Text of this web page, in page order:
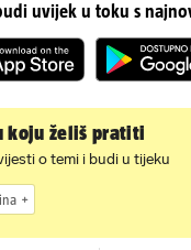
uvijek u toku s
koju želiš pratiti
o temi i budi u tijeku